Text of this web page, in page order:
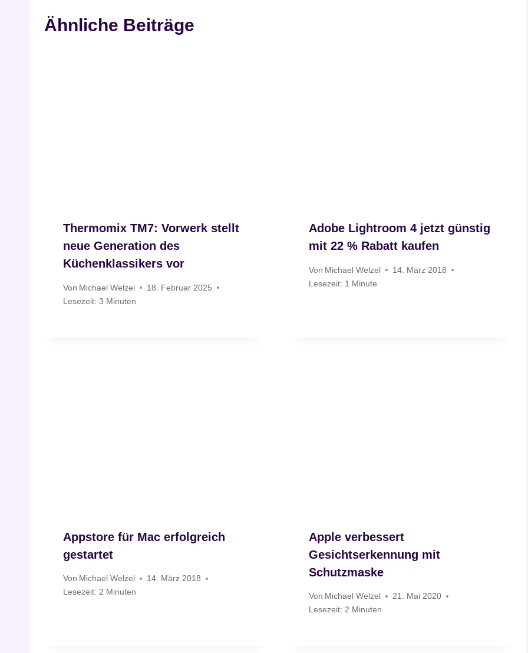
Ähnliche Beiträge
Thermomix TM7: Vorwerk stellt
neue Generation des
Küchenklassikers vor
Von Michael Welzel
18. Februar 2025
Lesezeit: 3 Minuten
Adobe Lightroom 4 jetzt günstig
mit 22 % Rabatt kaufen
Von Michael Welzel
14. März 2018
Lesezeit: 1 Minute
Appstore für Mac erfolgreich
gestartet
Von Michael Welzel
14. März 2018
Lesezeit: 2 Minuten
Apple verbessert
Gesichtserkennung mit
Schutzmaske
Von Michael Welzel
21. Mai 2020
Lesezeit: 2 Minuten